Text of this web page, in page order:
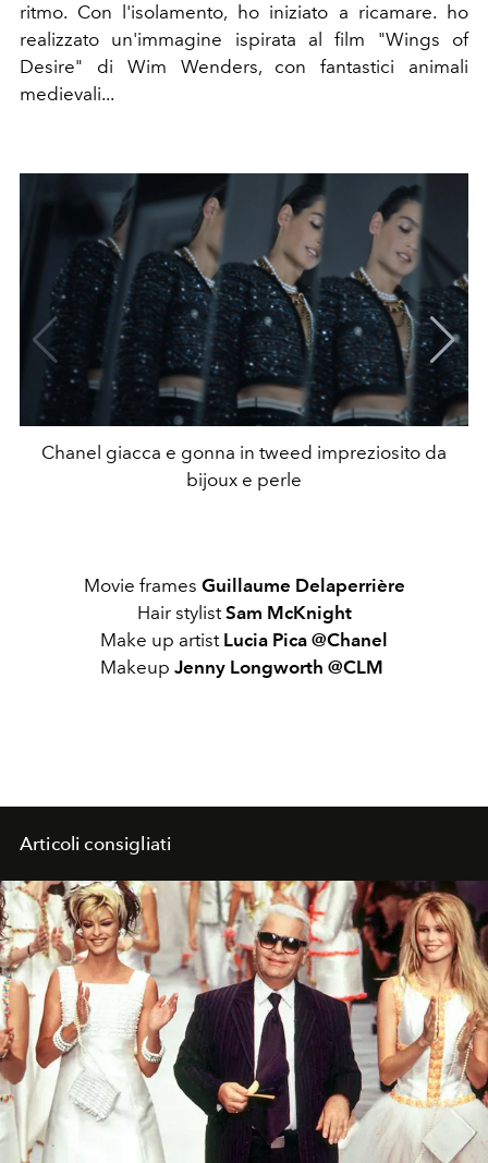
ritmo. Con l'isolamento, ho iniziato a ricamare. ho
realizzato un'immagine ispirata al film "Wings of
Desire" di Wim Wenders, con fantastici animali
medievali...
Chanel giacca e gonna in tweed impreziosito da
bijoux e perle
Movie frames Guillaume Delaperrière
Hair stylistSam McKnight
Make up artist Lucia Pica @Chanel
Makeup Jenny Longworth @CLM
Articoli consigliati